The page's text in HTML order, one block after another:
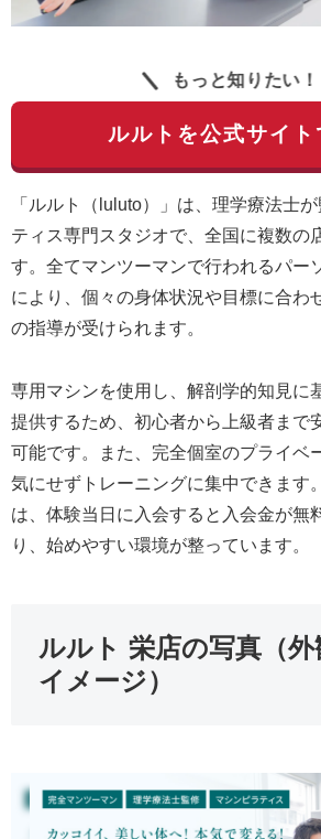
もっと知りたい！
ルルトを公式サイト
「ルルト（luluto）」は、理学療法士
ティス専門スタジオで、全国に複数の
す。全てマンツーマンで行われるパー
により、個々の身体状況や目標に合わ
の指導が受けられます。
専用マシンを使用し、解剖学的知見に
提供するため、初心者から上級者まで
可能です。また、完全個室のプライベ
気にせずトレーニングに集中できます
は、体験当日に入会すると入会金が無
り、始めやすい環境が整っています。
ルルト 栄店の写真（外
イメージ）